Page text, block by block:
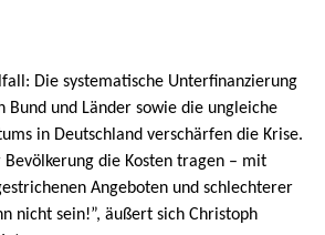
Die systematische Unterfinanzierung
Bund und Länder sowie die ungleiche
in Deutschland verschärfen die Krise.
die Kosten tragen – mit
Angeboten und schlechterer
nicht sein!”, äußert sich Christoph